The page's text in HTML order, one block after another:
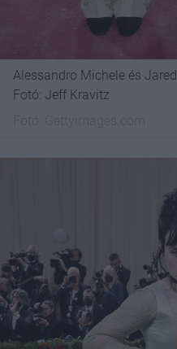
Alessandro Michele és
Fotó: Jeff Kravitz